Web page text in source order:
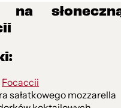
na
Focaccii
sałatkowego mozzarella